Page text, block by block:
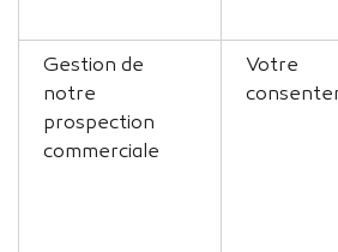
Gestion de
notre
prospection
commerciale
Votre